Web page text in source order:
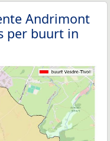
Andrimont
per buurt in